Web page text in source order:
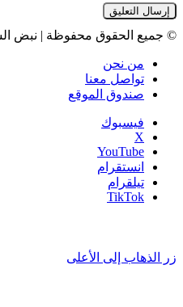
© جميع الحقوق محفوظة | نبض الشام
من نحن
تواصل معنا
صندوق الموقع
فيسبوك
‫X
‫YouTube
انستقرام
تيلقرام
‫TikTok
زر الذهاب إلى الأعلى